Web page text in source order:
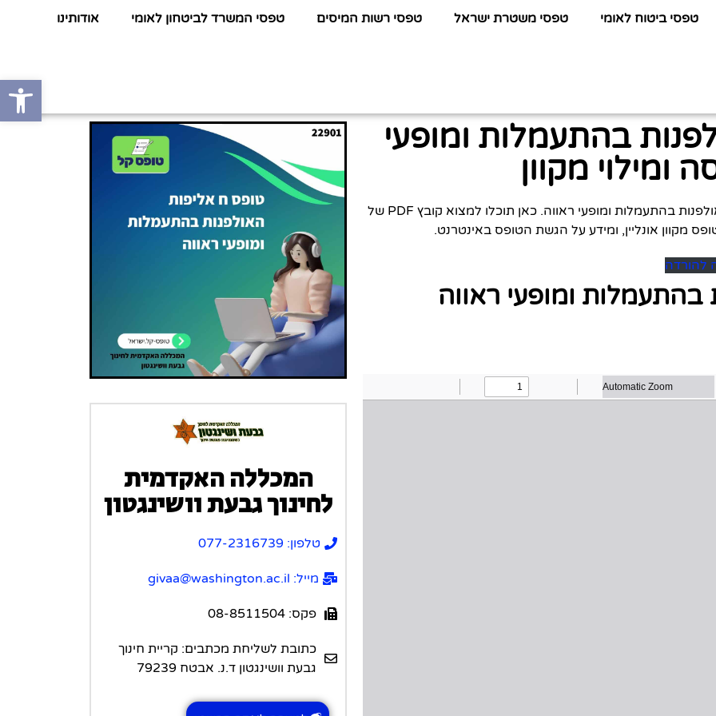
טפסי ביטוח לאומי טפסי משטרת ישראל טפסי רשות המיסים טפסי המשרד לביטחון לאומי אודותינו
בהתעמלות ומופעי
ומילוי מקוון
לפניכם כל המידע שתחפשו על טופס ח אליפות האולפנות בהתעמלות ומופעי ראווה. כאן תוכלו למצוא קובץ PDF של
מקוון אונליין, ומידע על הגשת הטופס באינטרנט.
להורדה
ומופעי ראווה
המכללה האקדמית
לחינוך גבעת וושינגטון
טלפון: 077-2316739
מייל: givaa@washington.ac.il
פקס: 08-8511504
כתובת לשליחת מכתבים: קריית חינוך
גבעת וושינגטון ד.נ. אבטח 79239
פתח